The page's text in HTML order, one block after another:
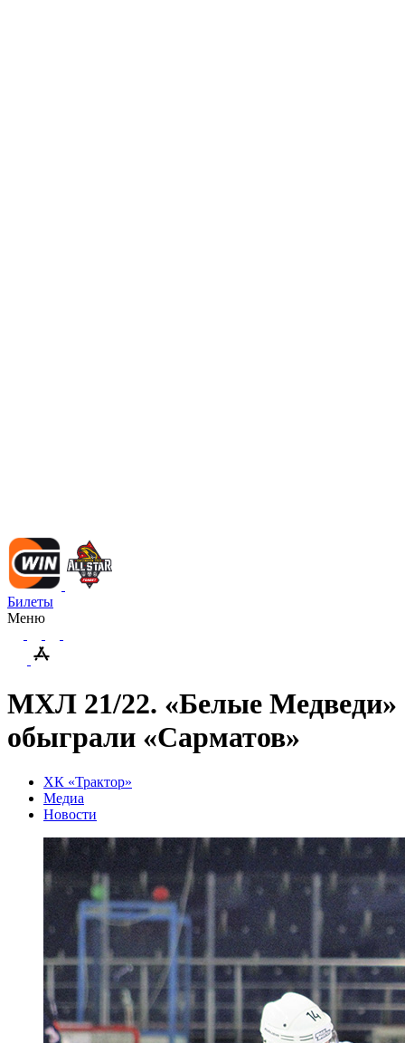
Билеты
Меню
МХЛ 21/22. «Белые Медведи»
обыграли «Сарматов»
ХК «Трактор»
Медиа
Новости